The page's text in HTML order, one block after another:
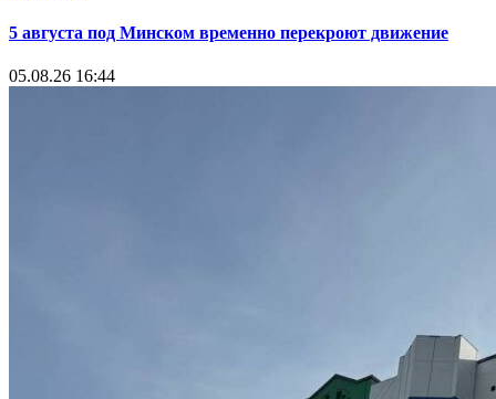
5 августа под Минском временно перекроют движение
05.08.26 16:44